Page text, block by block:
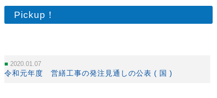
Pickup！
2020.01.07
令和元年度 営繕工事の発注見通しの公表 ( 国 )